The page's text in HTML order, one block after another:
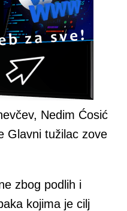
Nedim Ćosić
Glavni tužilac zove
zbog podlih i
kojima je cilj